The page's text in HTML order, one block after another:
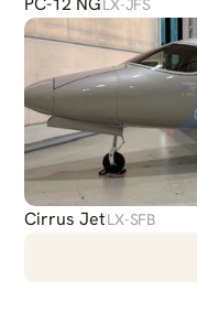
Cirrus JetLX-SFB